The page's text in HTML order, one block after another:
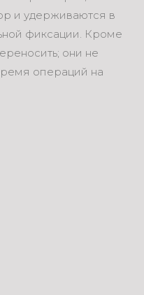
и удерживаются в
фиксации. Кроме
они не
операций на